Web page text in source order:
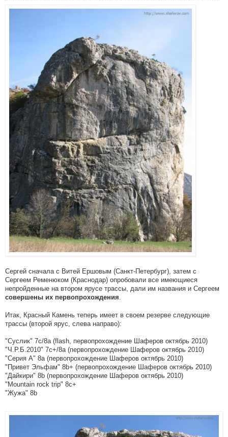
Сергей сначала с Витей Ершовым (Санкт-Петербург), затем с
Сергеем Ременюком (Краснодар) опробовали все имеющиеся
непройденные на втором ярусе трассы, дали им названия и Сергеем
совершены их первопрохождения.
Итак, Красный Камень теперь имеет в своем резерве следующие
трассы (второй ярус, слева направо):
"Суслик" 7с/8a (flash, первопрохождение Шаферов октябрь 2010)
"Ч.Р.Б.2010" 7с+/8a (первопрохождение Шаферов октябрь 2010)
"Серия А" 8a (первопрохождение Шаферов октябрь 2010)
"Привет Эльфам" 8b+ (первопрохождение Шаферов октябрь 2010)
"Дайкири" 8b (первопрохождение Шаферов октябрь 2010)
"Mountain rock trip" 8c+
"Жужа" 8b